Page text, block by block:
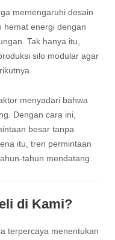
memengaruhi desain
hemat energi dengan
Tak hanya itu,
silo modular agar
menyadari bahwa
Dengan cara ini,
besar tanpa
itu, tren permintaan
tahun mendatang.
di Kami?
terpercaya menentukan